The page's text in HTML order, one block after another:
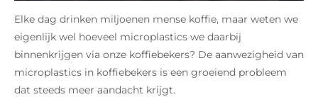
Elke dag drinken miljoenen mense koffie, maar weten we
eigenlijk wel hoeveel microplastics we daarbij
binnenkrijgen via onze koffiebekers? De aanwezigheid van
microplastics in koffiebekers is een groeiend probleem
dat steeds meer aandacht krijgt.